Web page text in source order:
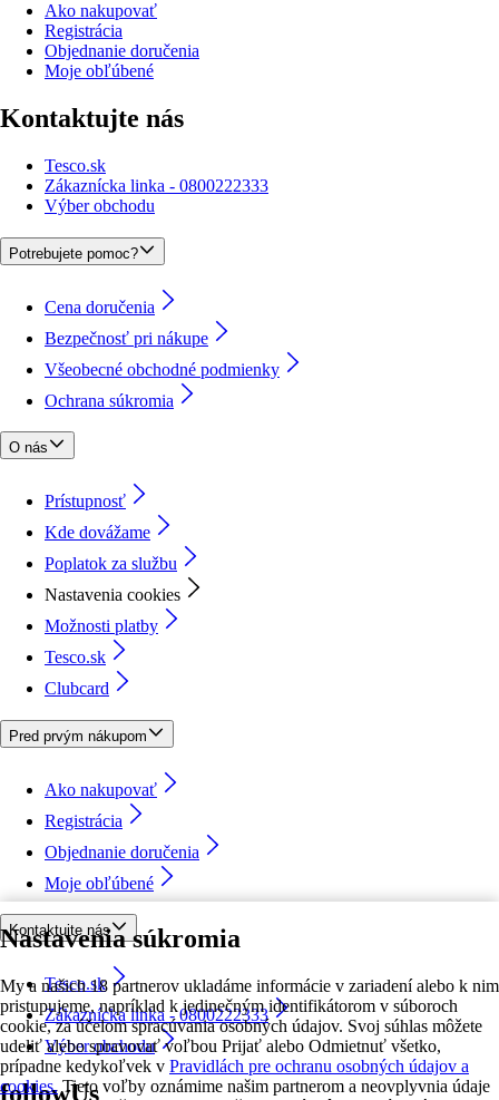
Nastavenia súkromia
My a našich 18 partnerov ukladáme informácie v zariadení alebo k nim
pristupujeme, napríklad k jedinečným identifikátorom v súboroch
cookie, za účelom spracúvania osobných údajov. Svoj súhlas môžete
udeliť alebo spravovať voľbou Prijať alebo Odmietnuť všetko,
prípadne kedykoľvek v Pravidlách pre ochranu osobných údajov a
cookies. Tieto voľby oznámime našim partnerom a neovplyvnia údaje
Ako nakupovať
Registrácia
Objednanie doručenia
Moje obľúbené
Kontaktujte nás
Tesco.sk
Zákaznícka linka - 0800222333
Výber obchodu
Potrebujete pomoc?
Cena doručenia
Bezpečnosť pri nákupe
Všeobecné obchodné podmienky
Ochrana súkromia
O nás
Prístupnosť
Kde dovážame
Poplatok za službu
Nastavenia cookies
Možnosti platby
Tesco.sk
Clubcard
Pred prvým nákupom
Ako nakupovať
Registrácia
Objednanie doručenia
Moje obľúbené
Kontaktujte nás
Tesco.sk
Zákaznícka linka - 0800222333
Výber obchodu
followUs